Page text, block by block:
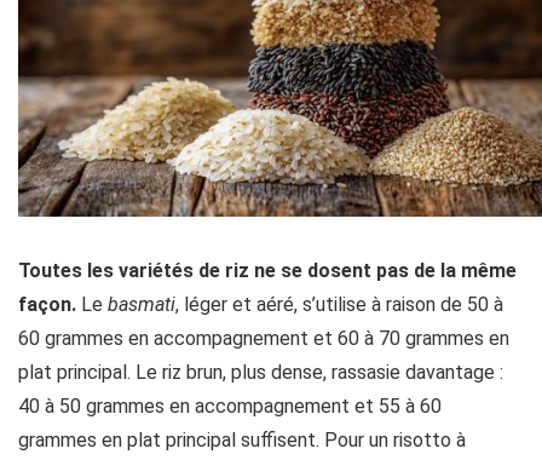
Toutes les variétés de riz ne se dosent pas de la même
façon. Le basmati, léger et aéré, s’utilise à raison de 50 à
60 grammes en accompagnement et 60 à 70 grammes en
plat principal. Le riz brun, plus dense, rassasie davantage :
40 à 50 grammes en accompagnement et 55 à 60
grammes en plat principal suffisent. Pour un risotto à